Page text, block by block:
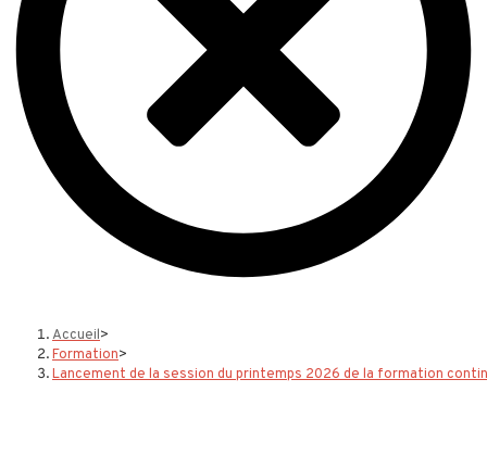
Accueil>
Formation>
Lancement de la session du printemps 2026 de la formation